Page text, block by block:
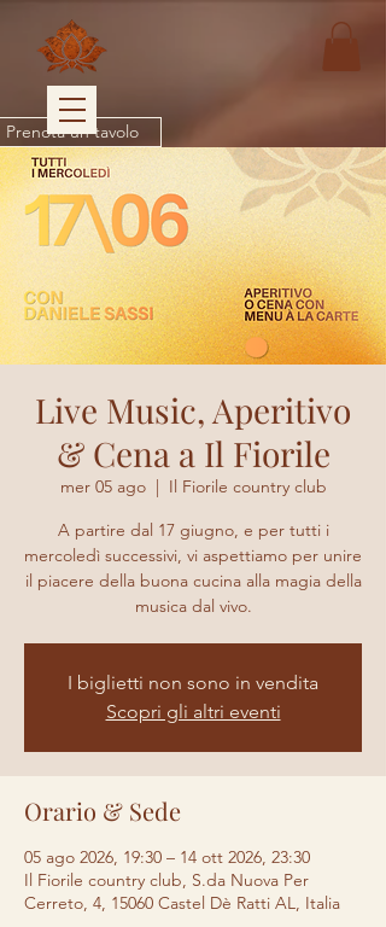
Live Music, Aperitivo
& Cena a Il Fiorile
mer 05 ago
  |
Il Fiorile country club
A partire dal 17 giugno, e per tutti i
mercoledì successivi, vi aspettiamo per unire
il piacere della buona cucina alla magia della
musica dal vivo.
I biglietti non sono in vendita
Scopri gli altri eventi
Orario & Sede
05 ago 2026, 19:30 – 14 ott 2026, 23:30
Il Fiorile country club, S.da Nuova Per
Cerreto, 4, 15060 Castel Dè Ratti AL, Italia
Prenota un tavolo